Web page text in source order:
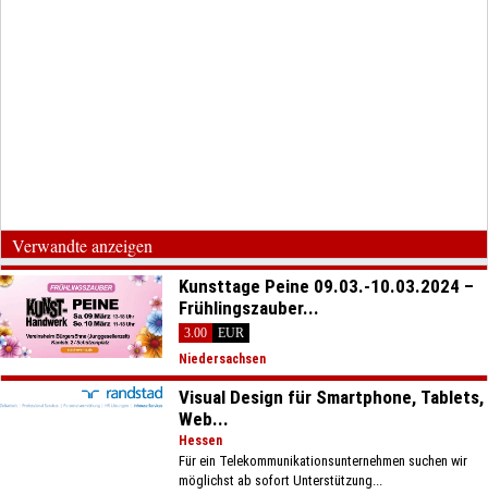
Verwandte anzeigen
Kunsttage Peine 09.03.-10.03.2024 –
Frühlingszauber...
3.00
EUR
Niedersachsen
Visual Design für Smartphone, Tablets,
Web...
Hessen
Für ein Telekommunikationsunternehmen suchen wir
möglichst ab sofort Unterstützung...